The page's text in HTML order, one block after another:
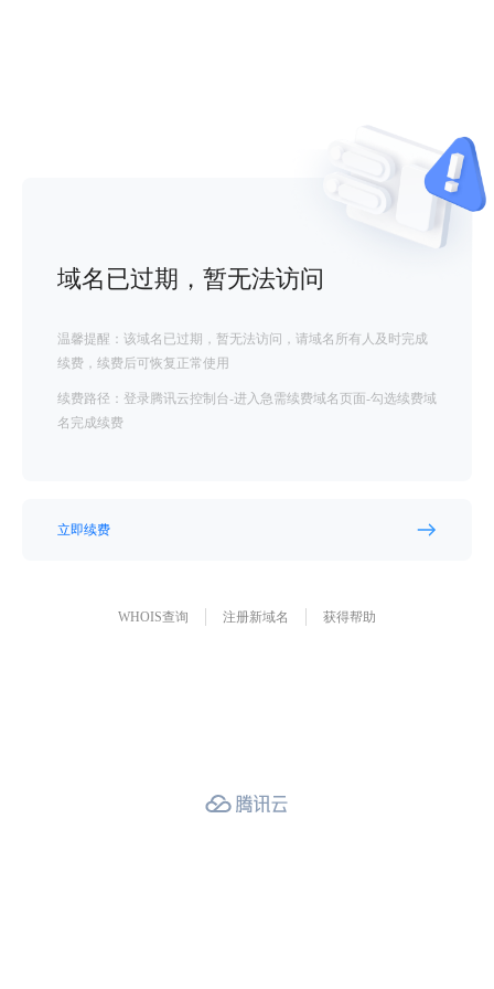
域名已过期，暂无法访问
温馨提醒：该域名已过期，暂无法访问，请域名所有人及时完成
续费，续费后可恢复正常使用
续费路径：登录腾讯云控制台-进入急需续费域名页面-勾选续费域
名完成续费
立即续费
WHOIS查询 注册新域名 获得帮助